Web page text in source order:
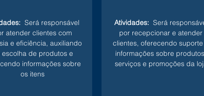
Será responsável
atender clientes com
e eficiência, auxiliando
escolha de produtos e
informações sobre
os itens
Atividades: Será
por recepcionar e atender
clientes, oferecendo
informações sobre
serviços e promoções da